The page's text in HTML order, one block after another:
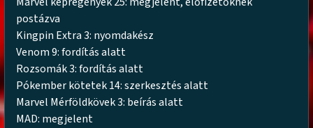
postázva
Kingpin Extra 3: nyomdakész
Venom 9: fordítás alatt
Rozsomák 3: fordítás alatt
Pókember kötetek 14: szerkesztés alatt
Marvel Mérföldkövek 3: beírás alatt
MAD: megjelent